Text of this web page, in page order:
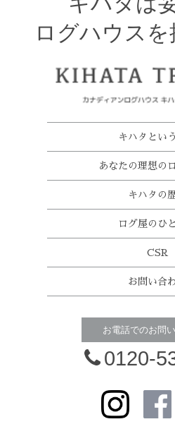
ログハウス
キハタとい
あなたの理想の
キハタの
ログ屋のひ
CSR
お問い合
お電話でのお問
0120-